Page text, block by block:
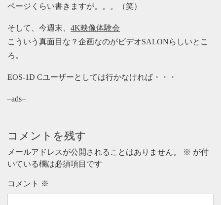
ページくらい書きますが。。。（笑）
そして、今週末、 4K映像体験会
こういう真面目な？企画なのがビデオSALONらしいとこ
ろ。
EOS-1D Cユーザーとしては行かなければ・・・
–ads–
コメントを残す
メールアドレスが公開されることはありません。 ※ が付
いている欄は必須項目です
コメント ※